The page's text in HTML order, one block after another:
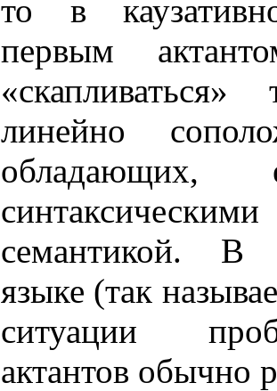
то в
первым
линейно
обладающих,
семантикой. В
языке (так
ситуации
актантов обычно